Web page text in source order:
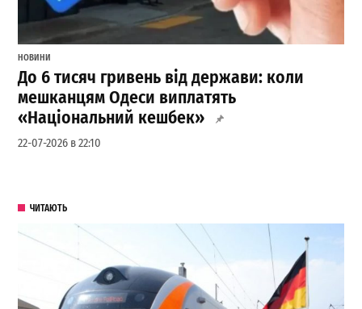
НОВИНИ
До 6 тисяч гривень від держави: коли
мешканцям Одеси виплатять
«Національний кешбек»
22-07-2026 в 22:10
ЧИТАЮТЬ